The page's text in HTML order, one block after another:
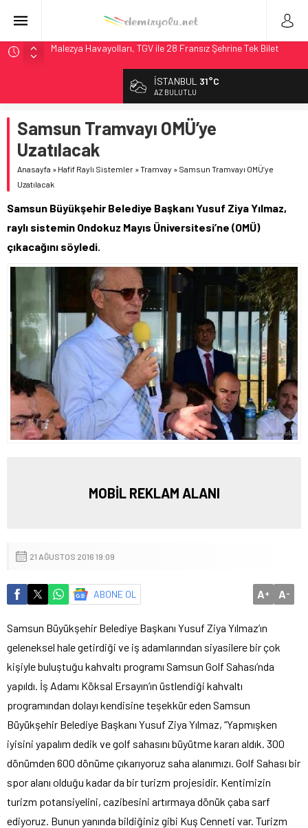
Malezya Havayolları, TGV ile 28 Fransız Şehrine Tek Bilet
ÖBB ve RFI’dan Brenner’da 15 Günlük Bakım: Tren Seferleri
NS, Temmuz 2026’dan İtibaren Koltukta Bagaja Kalıcı
Madrid Atocha’da 56 Milyon Euro’luk Yenileme: Sol Tüneli
%33 Kapasite Artışı
Çekya ETCS’de Erken Teslim Ama Ulusal Hedef 730 km’ye
Düştü
İSTANBUL 31°C
AZ BULUTLU
Samsun Tramvayı OMÜ’ye
Uzatılacak
Anasayfa » Hafif Raylı Sistemler »Tramvay » Samsun Tramvayı OMÜ’ye
Uzatılacak
Samsun Büyükşehir Belediye Başkanı Yusuf Ziya Yılmaz,
raylı sistemin Ondokuz Mayıs Üniversitesi’ne (OMÜ)
çıkacağını söyledi.
MOBİL REKLAM ALANI
21 AĞUSTOS 2016 19:09
ABONE OL A+ A-
Samsun Büyükşehir Belediye Başkanı Yusuf Ziya Yılmaz’ın
geleneksel hale getirdiği ve iş adamlarından siyasilere bir çok
kişiyle buluştuğu kahvaltı programı Samsun Golf Sahası’nda
yapıldı. İş Adamı Köksal Ersayın’ın üstlendiği kahvaltı
programından dolayı kendisine teşekkür eden Samsun
Büyükşehir Belediye Başkanı Yusuf Ziya Yılmaz, “Yapmışken
iyisini yapalım dedik ve golf sahasını büyütme kararı aldık. 300
dönümden 600 dönüme çıkarıyoruz saha alanımızı. Golf Sahası bir
spor alanı olduğu kadar da bir turizm projesidir. Kentimizin
turizm potansiyelini, cazibesini artırmaya dönük çaba sarf
ediyoruz. Bunun yanında bildiğiniz gibi Kuş Cenneti var. Turizm